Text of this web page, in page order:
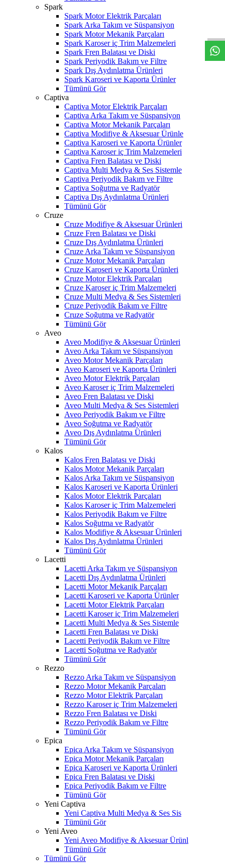
Spark
Spark Motor Elektrik Parçaları
Spark Arka Takım ve Süspansiyon
Spark Motor Mekanik Parçaları
Spark Karoser iç Trim Malzemeleri
Spark Fren Balatası ve Diski
Spark Periyodik Bakım ve Filtre
Spark Dış Aydınlatma Ürünleri
Spark Karoseri ve Kaporta Ürünler
Tümünü Gör
Captiva
Captiva Motor Elektrik Parçaları
Captiva Arka Takım ve Süspansiyon
Captiva Motor Mekanik Parçaları
Captiva Modifiye & Aksesuar Ürünle
Captiva Karoseri ve Kaporta Ürünler
Captiva Karoser iç Trim Malzemeleri
Captiva Fren Balatası ve Diski
Captiva Multi Medya & Ses Sistemle
Captiva Periyodik Bakım ve Filtre
Captiva Soğutma ve Radyatör
Captiva Dış Aydınlatma Ürünleri
Tümünü Gör
Cruze
Cruze Modifiye & Aksesuar Ürünleri
Cruze Fren Balatası ve Diski
Cruze Dış Aydınlatma Ürünleri
Cruze Arka Takım ve Süspansiyon
Cruze Motor Mekanik Parçaları
Cruze Karoseri ve Kaporta Ürünleri
Cruze Motor Elektrik Parçaları
Cruze Karoser iç Trim Malzemeleri
Cruze Multi Medya & Ses Sistemleri
Cruze Periyodik Bakım ve Filtre
Cruze Soğutma ve Radyatör
Tümünü Gör
Aveo
Aveo Modifiye & Aksesuar Ürünleri
Aveo Arka Takım ve Süspansiyon
Aveo Motor Mekanik Parçaları
Aveo Karoseri ve Kaporta Ürünleri
Aveo Motor Elektrik Parçaları
Aveo Karoser iç Trim Malzemeleri
Aveo Fren Balatası ve Diski
Aveo Multi Medya & Ses Sistemleri
Aveo Periyodik Bakım ve Filtre
Aveo Soğutma ve Radyatör
Aveo Dış Aydınlatma Ürünleri
Tümünü Gör
Kalos
Kalos Fren Balatası ve Diski
Kalos Motor Mekanik Parçaları
Kalos Arka Takım ve Süspansiyon
Kalos Karoseri ve Kaporta Ürünleri
Kalos Motor Elektrik Parçaları
Kalos Karoser iç Trim Malzemeleri
Kalos Periyodik Bakım ve Filtre
Kalos Soğutma ve Radyatör
Kalos Modifiye & Aksesuar Ürünleri
Kalos Dış Aydınlatma Ürünleri
Tümünü Gör
Lacetti
Lacetti Arka Takım ve Süspansiyon
Lacetti Dış Aydınlatma Ürünleri
Lacetti Motor Mekanik Parçaları
Lacetti Karoseri ve Kaporta Ürünler
Lacetti Motor Elektrik Parçaları
Lacetti Karoser iç Trim Malzemeleri
Lacetti Multi Medya & Ses Sistemle
Lacetti Fren Balatası ve Diski
Lacetti Periyodik Bakım ve Filtre
Lacetti Soğutma ve Radyatör
Tümünü Gör
Rezzo
Rezzo Arka Takım ve Süspansiyon
Rezzo Motor Mekanik Parçaları
Rezzo Motor Elektrik Parçaları
Rezzo Karoser iç Trim Malzemeleri
Rezzo Fren Balatası ve Diski
Rezzo Periyodik Bakım ve Filtre
Tümünü Gör
Epica
Epica Arka Takım ve Süspansiyon
Epica Motor Mekanik Parçaları
Epica Karoseri ve Kaporta Ürünleri
Epica Fren Balatası ve Diski
Epica Periyodik Bakım ve Filtre
Tümünü Gör
Yeni Captiva
Yeni Captiva Multi Medya & Ses Sis
Tümünü Gör
Yeni Aveo
Yeni Aveo Modifiye & Aksesuar Ürünl
Tümünü Gör
Tümünü Gör